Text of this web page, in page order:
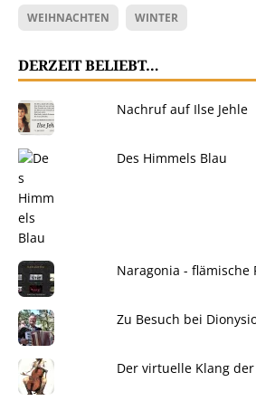
WEIHNACHTEN WINTER
DERZEIT BELIEBT…
Nachruf auf Ilse Jehle
Des Himmels Blau
Naragonia - flämische
Zu Besuch bei
Der virtuelle Klang